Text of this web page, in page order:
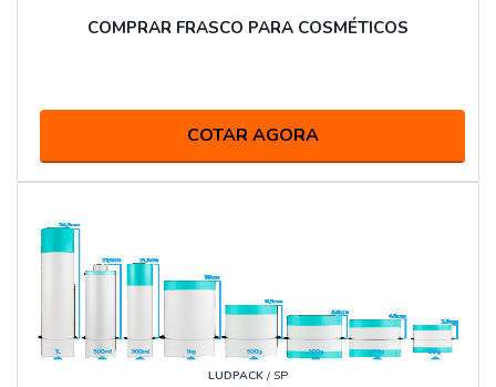
COMPRAR FRASCO PARA COSMÉTICOS
COTAR AGORA
LUDPACK / SP